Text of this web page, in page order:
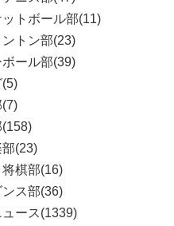
トボール部(11)
トン部(23)
ール部(39)
(5)
(23)
将棋部(16)
ス部(36)
ース(1339)